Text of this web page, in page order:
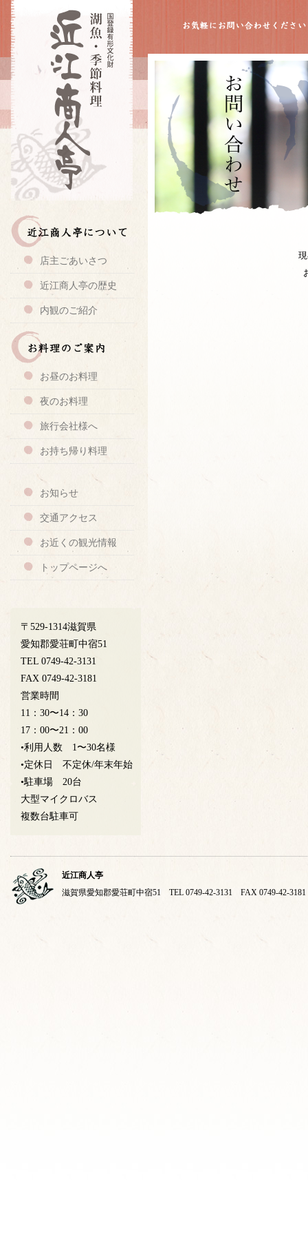
店主ごあいさつ
近江商人亭の歴史
内観のご紹介
お昼のお料理
夜のお料理
旅行会社様へ
お持ち帰り料理
お知らせ
交通アクセス
お近くの観光情報
トップページへ
〒529-1314滋賀県
愛知郡愛荘町中宿51
TEL 0749-42-3131
FAX 0749-42-3181
営業時間
11：30〜14：30
17：00〜21：00
•利用人数 1〜30名様
•定休日 不定休/年末年始
•駐車場 20台
大型マイクロバス
複数台駐車可
近江商人亭
滋賀県愛知郡愛荘町中宿51 TEL 0749-42-3131 FAX 0749-42-3181